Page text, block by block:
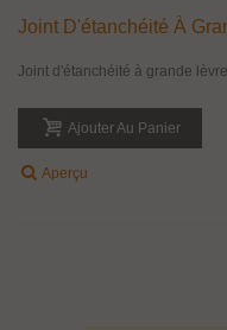
Joint D'étanchéité À
Joint d'étanchéité à grande lèvre
Ajouter Au Panier
Aperçu